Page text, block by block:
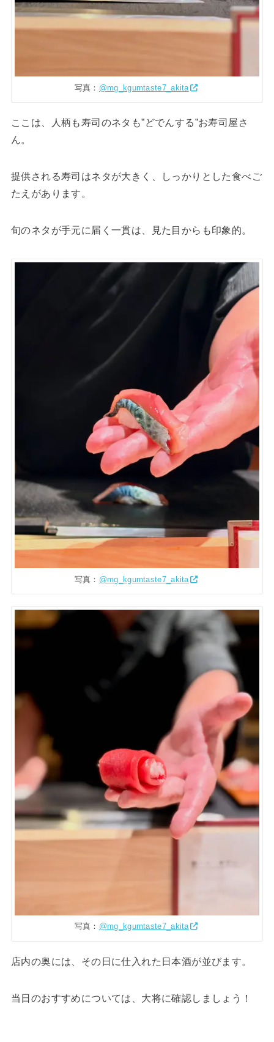
写真： @mg_kgumtaste7_akita
ここは、人柄も寿司のネタも”どでんする”お寿司屋さ
ん。
提供される寿司はネタが大きく、しっかりとした食べご
たえがあります。
旬のネタが手元に届く一貫は、見た目からも印象的。
写真： @mg_kgumtaste7_akita
写真： @mg_kgumtaste7_akita
店内の奥には、その日に仕入れた日本酒が並びます。
当日のおすすめについては、大将に確認しましょう！